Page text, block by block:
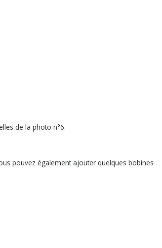
de la photo n°6.
pouvez également ajouter quelques bobines